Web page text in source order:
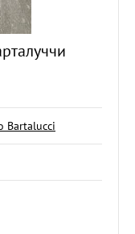
Bartalucci